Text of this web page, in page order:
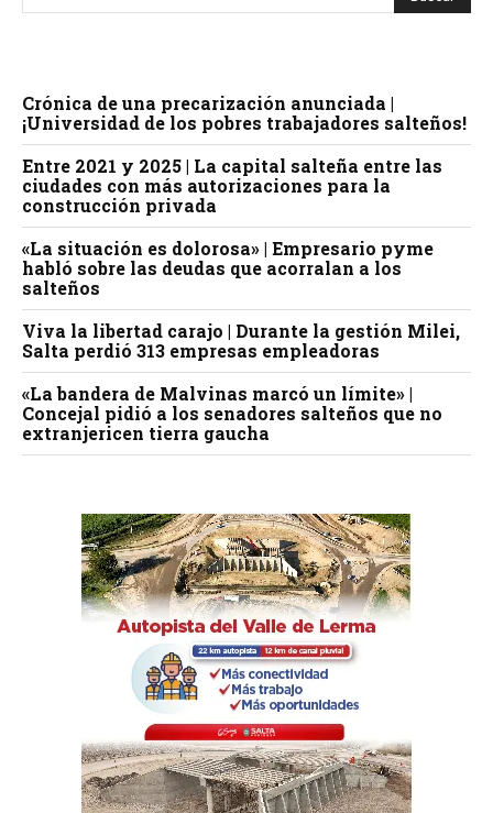
Crónica de una precarización anunciada |
¡Universidad de los pobres trabajadores salteños!
Entre 2021 y 2025 | La capital salteña entre las
ciudades con más autorizaciones para la
construcción privada
«La situación es dolorosa» | Empresario pyme
habló sobre las deudas que acorralan a los
salteños
Viva la libertad carajo | Durante la gestión Milei,
Salta perdió 313 empresas empleadoras
«La bandera de Malvinas marcó un límite» |
Concejal pidió a los senadores salteños que no
extranjericen tierra gaucha